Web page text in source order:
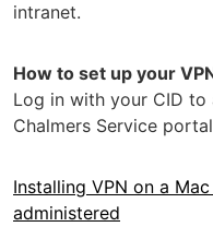
intranet.
How to set up your
Log in with your CID
Chalmers Service
Installing VPN on a
administered